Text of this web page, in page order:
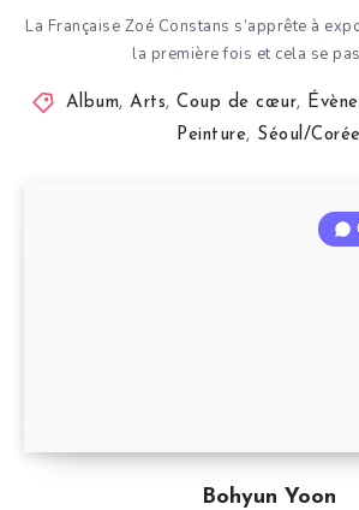
La Française Zoé Constans s’apprête à
la première fois et cela se
Album,Arts,Coup de cœur,
Peinture, Séoul/Corée
Bohyun Yoon